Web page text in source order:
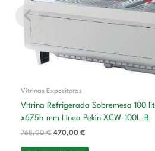
Vitrinas Expositoras
Vitrina Refrigerada Sobremesa 100
x675h mm Línea Pekín XCW-100L-B
765,00€ 470,00 €